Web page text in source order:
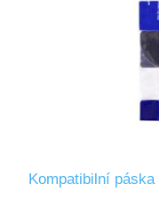
Kompatibilní